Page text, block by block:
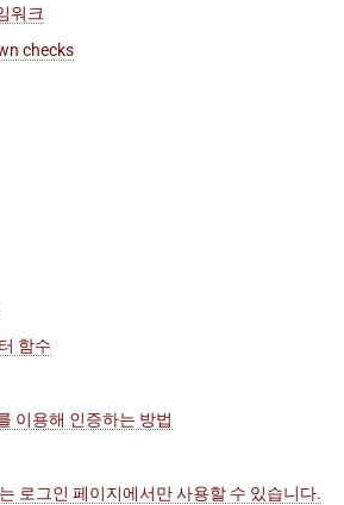
워크
checks
함수
이용해 인증하는 방법
는 로그인 페이지에서만 사용할 수 있습니다.